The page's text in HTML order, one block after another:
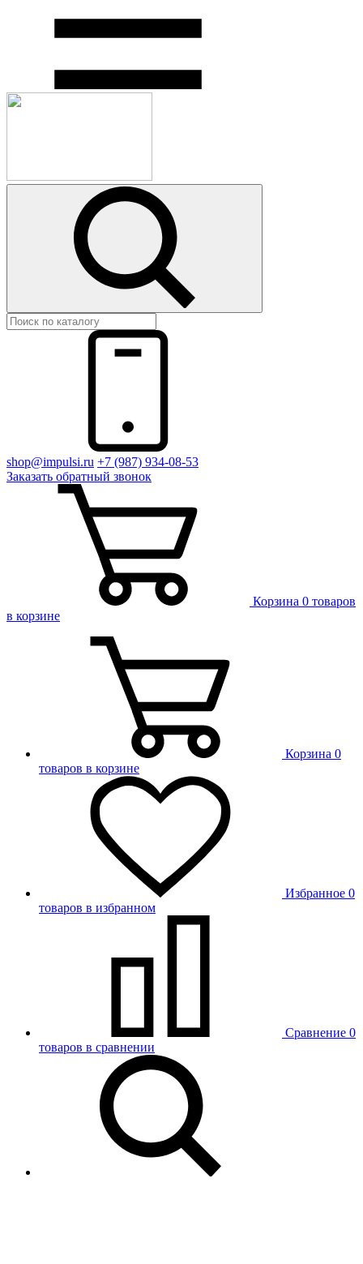
shop@impulsi.ru +7 (987) 934-08-53
Заказать обратный звонок
Корзина 0 товаров
в корзине
Корзина 0
товаров в корзине
Избранное 0
товаров в избранном
Сравнение 0
товаров в сравнении